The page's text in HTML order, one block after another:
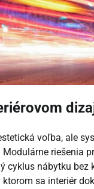
voľba, ale
riešenia
nábytku
sa interiér